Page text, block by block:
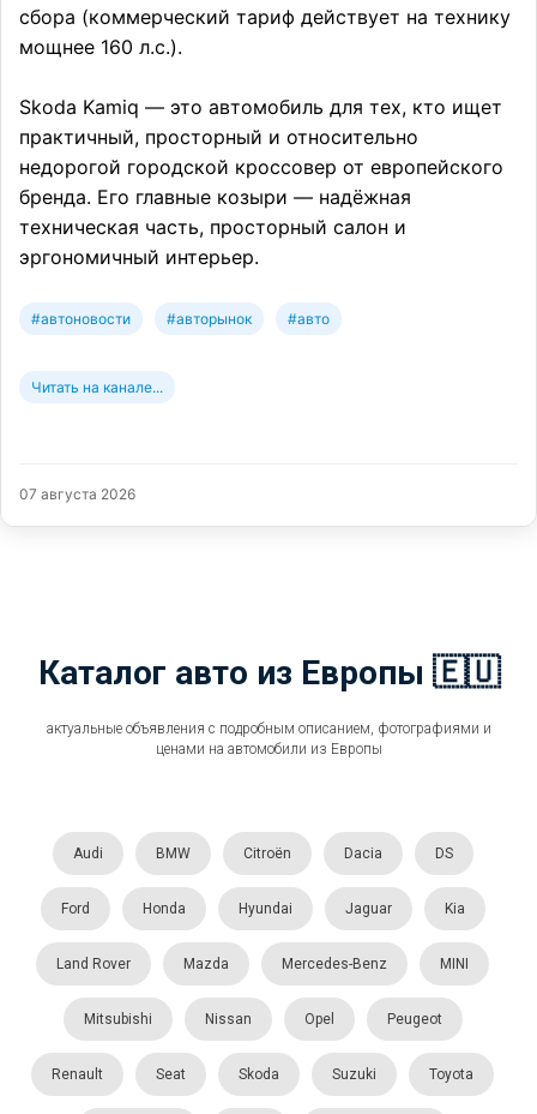
сбора (коммерческий тариф действует на технику
мощнее 160 л.с.).
Skoda Kamiq — это автомобиль для тех, кто ищет
практичный, просторный и относительно
недорогой городской кроссовер от европейского
бренда. Его главные козыри — надёжная
техническая часть, просторный салон и
эргономичный интерьер.
#автоновости #авторынок #авто
Читать на канале...
07 августа 2026
Каталог авто из Европы 🇪🇺
актуальные объявления с подробным описанием, фотографиями и
ценами на автомобили из Европы
Audi BMW Citroën Dacia DS
Ford Honda Hyundai Jaguar Kia
Land Rover Mazda Mercedes-Benz MINI
Mitsubishi Nissan Opel Peugeot
Renault Seat Skoda Suzuki Toyota